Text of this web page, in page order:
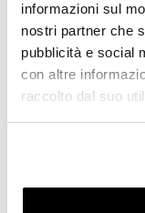
informazioni sul
nostri partner che
pubblicità e social
con altre
raccolto dal suo
Soffice
mocassino
nude
quantità
sandali in
mano è il
desideri